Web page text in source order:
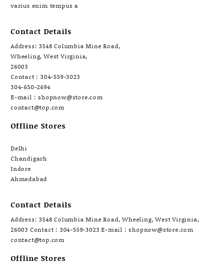
varius enim tempus a
Contact Details
Address: 3548 Columbia Mine Road,
Wheeling, West Virginia,
26003
Contact : 304-559-3023
304-650-2694
E-mail : shopnow@store.com
contact@top.com
Offline Stores
Delhi
Chandigarh
Indore
Ahmedabad
Contact Details
Address: 3548 Columbia Mine Road, Wheeling, West Virginia,
26003 Contact : 304-559-3023 E-mail : shopnow@store.com
contact@top.com
Offline Stores